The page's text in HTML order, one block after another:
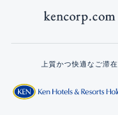
上質かつ快適なご滞在